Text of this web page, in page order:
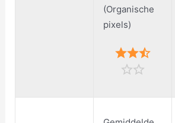
(Organische
pixels)